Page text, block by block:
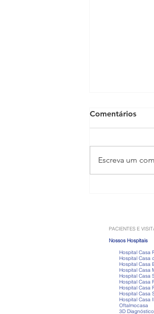
Comentários
Escreva um
PACIENTES E
Nossos Hospitais
Hospital Casa
Hospital Casa
Hospital Casa
Hospital Casa
Hospital Casa
Hospital Casa
Hospital Casa
Hospital Casa
Hospital Casa
Oftalmocasa
3D